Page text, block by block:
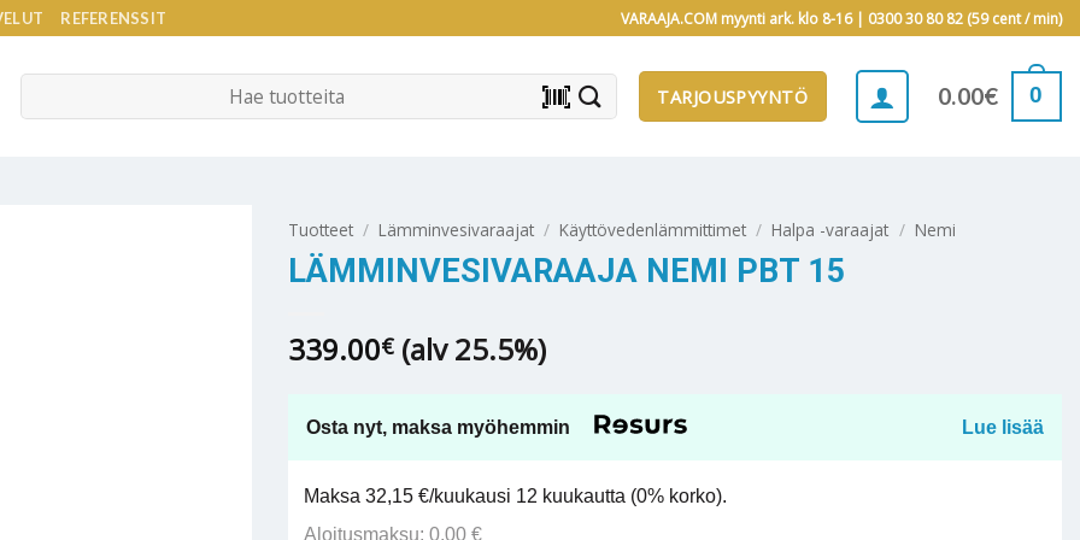
REFERENSSIT VARAAJA.COM myynti ark. klo 8-16 | 0300 30 80 82 (59 cent / min)
barcode_scanner TARJOUSPYYNTÖ 0.00€ 0
Tuotteet / Lämminvesivaraajat / Käyttövedenlämmittimet / Halpa -varaajat / Nemi
LÄMMINVESIVARAAJA NEMI PBT 15
339.00€ (alv 25.5%)
Osta nyt, maksa myöhemmin Lue lisää
Maksa 32,15 €/kuukausi 12 kuukautta (0% korko).
Aloitusmaksu: 0,00 €